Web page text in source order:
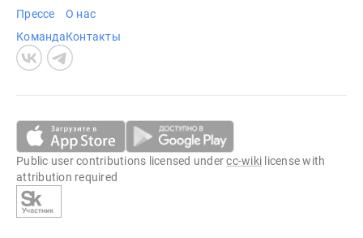
Прессе
Команда
О нас
Контакты
Public user contributions licensed undercc-wiki license with
attribution required